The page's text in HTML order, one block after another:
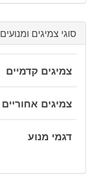
סוגי צמיגים ומנועים
צמיגים קדמיים
צמיגים אחוריים
דגמי מנוע